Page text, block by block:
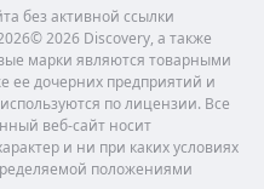
без активной ссылки
2026 Discovery, а также
марки являются товарными
ее дочерних предприятий и
по лицензии. Все
веб-сайт носит
и ни при каких условиях
положениями